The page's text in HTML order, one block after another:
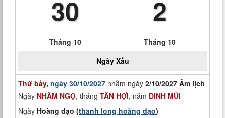
30
Tháng 10
2
Tháng 10
Ngày Xấu
Thứ bảy, ngày 30/10/2027 nhằm ngày 2/10/2027 Âm lịch
Ngày NHÂM NGỌ, tháng TÂN HỢI, năm ĐINH MÙI
Ngày Hoàng đạo (thanh long hoàng đạo)